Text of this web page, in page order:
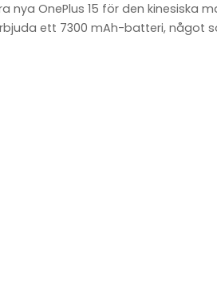
OnePlus 15 för den kinesiska
ett 7300 mAh-batteri, något